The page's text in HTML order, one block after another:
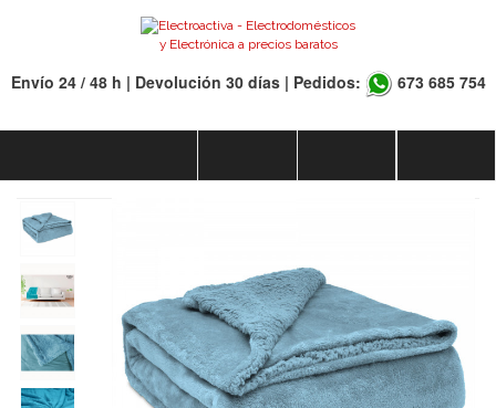
Envío 24 / 48 h | Devolución 30 días | Pedidos: 673 685 754